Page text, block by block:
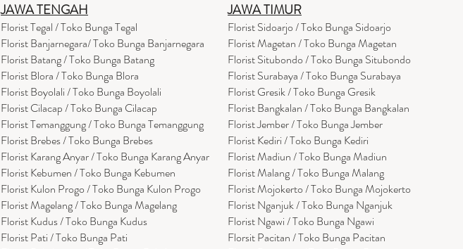
JAWA TENGAH
Florist Tegal / Toko Bunga Tegal
Florist Banjarnegara/ Toko Bunga Banjarnegara
Florist Batang / Toko Bunga Batang
Florist Blora / Toko Bunga Blora
Florist Boyolali / Toko Bunga Boyolali
Florist Cilacap / Toko Bunga Cilacap
Florist Temanggung / Toko Bunga Temanggung
Florist Brebes / Toko Bunga Brebes
Florist Karang Anyar / Toko Bunga Karang Anyar
Florist Kebumen / Toko Bunga Kebumen
Florist Kulon Progo / Toko Bunga Kulon Progo
Florist Magelang / Toko Bunga Magelang
Florist Kudus / Toko Bunga Kudus
Florist Pati / Toko Bunga Pati
JAWA TIMUR
Florist Sidoarjo / Toko Bunga Sidoarjo
Florist Magetan / Toko Bunga Magetan
Florist Situbondo / Toko Bunga Situbondo
Florist Surabaya / Toko Bunga Surabaya
Florist Gresik / Toko Bunga Gresik
FloristBangkalan / Toko Bunga Bangkalan
Florist Jember / Toko Bunga Jember
Florist Kediri / Toko Bunga Kediri
Florist Madiun / Toko Bunga Madiun
Florist Malang / Toko Bunga Malang
Florist Mojokerto / Toko Bunga Mojokerto
Florist Nganjuk / Toko Bunga Nganjuk
Florist Ngawi /Toko Bunga Ngawi
Florsit Pacitan / Toko Bunga Pacitan